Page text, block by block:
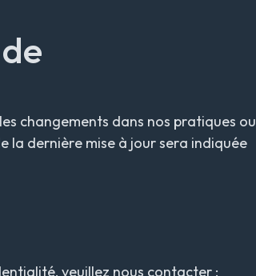
changements dans nos pratiques ou
la dernière mise à jour sera indiquée
veuillez nous contacter :